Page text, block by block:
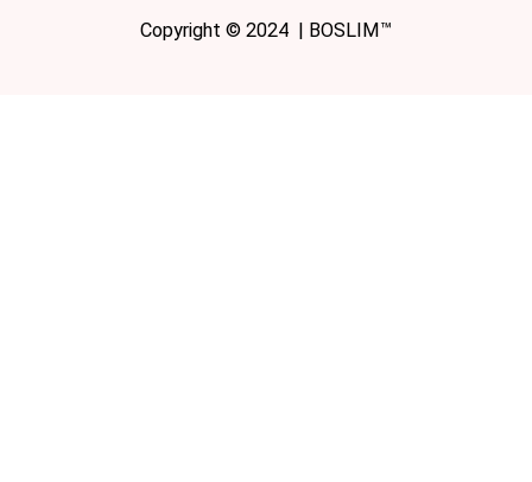
Copyright © 2024 | BOSLIM™